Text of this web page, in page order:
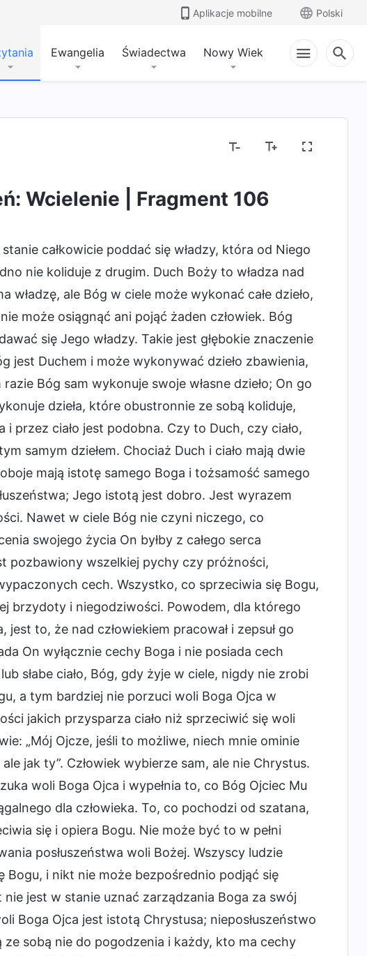
Aplikacje mobilne Polski
Ewangelia Świadectwa Nowy Wiek
jest Tajemnice dotyczące Biblii Demaskowanie
Wcielenie | Fragment 106
całkowicie poddać się władzy, która od Niego
nie koliduje z drugim. Duch Boży to władza nad
władzę, ale Bóg w ciele może wykonać całe dzieło,
może osiągnąć ani pojąć żaden człowiek. Bóg
się Jego władzy. Takie jest głębokie znaczenie
jest Duchem i może wykonywać dzieło zbawienia,
Bóg sam wykonuje swoje własne dzieło; On go
dzieła, które obustronnie ze sobą koliduje,
przez ciało jest podobna. Czy to Duch, czy ciało,
samym dziełem. Chociaż Duch i ciało mają dwie
mają istotę samego Boga i tożsamość samego
Jego istotą jest dobro. Jest wyrazem
Nawet w ciele Bóg nie czyni niczego, co
swojego życia On byłby z całego serca
pozbawiony wszelkiej pychy czy próżności,
cech. Wszystko, co sprzeciwia się Bogu,
brzydoty i niegodziwości. Powodem, dla którego
to, że nad człowiekiem pracował i zepsuł go
On wyłącznie cechy Boga i nie posiada cech
słabe ciało, Bóg, gdy żyje w ciele, nigdy nie zrobi
a tym bardziej nie porzuci woli Boga Ojca w
jakich przysparza ciało niż sprzeciwić się woli
„Mój Ojcze, jeśli to możliwe, niech mnie ominie
jak ty”. Człowiek wybierze sam, ale nie Chrystus.
woli Boga Ojca i wypełnia to, co Bóg Ojciec Mu
dla człowieka. To, co pochodzi od szatana,
się i opiera Bogu. Nie może być to w pełni
posłuszeństwa woli Bożej. Wszyscy ludzie
i nikt nie może bezpośrednio podjąć się
jest w stanie uznać zarządzania Boga za swój
Boga Ojca jest istotą Chrystusa; nieposłuszeństwo
sobą nie do pogodzenia i każdy, kto ma cechy